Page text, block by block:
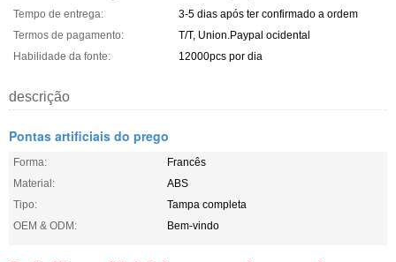
Tempo de entrega:
3-5 dias após ter confirmado a ordem
Termos de pagamento:
T/T, Union.Paypal ocidental
Habilidade da fonte:
12000pcs por dia
descrição
Pontas artificiais do prego
Forma:
Francês
Material:
ABS
Tipo:
Tampa completa
OEM & ODM:
Bem-vindo